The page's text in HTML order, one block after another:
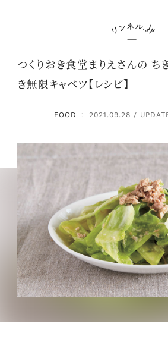
つくりおき食堂まりえさんの ち
き無限キャベツ【レシピ】
FOOD ： 2021.09.28 /